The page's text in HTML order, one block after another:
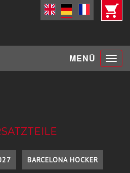
MENÜ Toggle
BARCELONA HOCKER